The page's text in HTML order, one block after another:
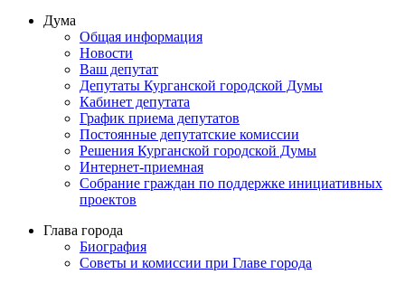
Дума
Общая информация
Новости
Ваш депутат
Депутаты Курганской городской Думы
Кабинет депутата
График приема депутатов
Постоянные депутатские комиссии
Решения Курганской городской Думы
Интернет-приемная
Собрание граждан по поддержке инициативных
проектов
Глава города
Биография
Советы и комиссии при Главе города